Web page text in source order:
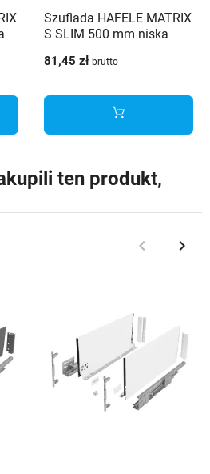
Szuflada HAFELE MATRIX
S SLIM 500 mm niska
81,45 zł brutto
ten produkt,
Poprzedni
keyboard_arrow_left keyboard_arrow_right